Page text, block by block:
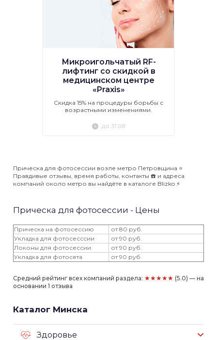
Микроигольчатый RF-
лифтинг со скидкой в
медицинском центре
«Praxis»
Скидка 15% на процедуры борьбы с
возрастными изменениями.
до 31.08
Прическа для фотосессии возле метро Петровщина ⭐️
Правдивые отзывы, время работы, контакты ☎️ и адреса
компаний около метро вы найдёте в каталоге Blizko ⚡️
Прическа для фотосессии - Цены
Прическа на фотосессию
от 80 руб.
Укладка для фотосесссии
от 90 руб.
Локоны для фотосессии
от 90 руб.
Укладка для фотосета
от 90 руб.
Средний рейтинг всех компаний раздела: ★★★★★ (5.0) — на
основании 1 отзыва
Каталог Минска
Здоровье